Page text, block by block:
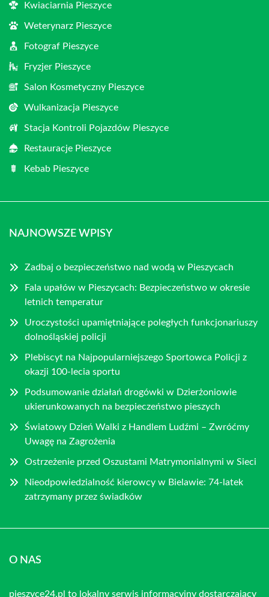
Kwiaciarnia Pieszyce
Weterynarz Pieszyce
Fotograf Pieszyce
Fryzjer Pieszyce
Salon Kosmetyczny Pieszyce
Wulkanizacja Pieszyce
Stacja Kontroli Pojazdów Pieszyce
Restauracje Pieszyce
Kebab Pieszyce
NAJNOWSZE WPISY
Zadbaj o bezpieczeństwo nad wodą w Pieszycach
Fala upałów w Pieszycach: Bezpieczeństwo w okresie
letnich temperatur
Uroczystości upamiętniające poległych funkcjonariuszy
dolnośląskiej policji
Plebiscyt na Najpopularniejszego Sportowca Policji z
okazji 100-lecia sportu
Podsumowanie działań drogówki w Dzierżoniowie
ukierunkowanych na bezpieczeństwo pieszych
Światowy Dzień Walki z Handlem Ludźmi – Zwróćmy
Uwagę na Zagrożenia
Ostrzeżenie przed Oszustami Matrymonialnymi w Sieci
Nieodpowiedzialność kierowcy w Bielawie: 74-latek
zatrzymany przez świadków
O NAS
pieszyce24.pl to lokalny serwis informacyjny dostarczający